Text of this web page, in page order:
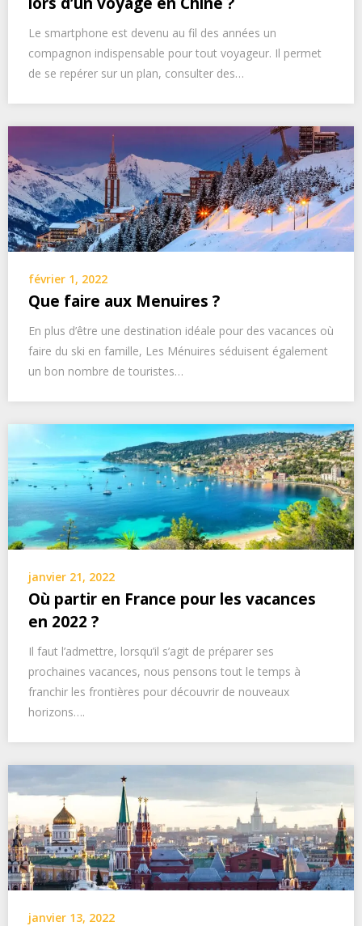
Le smartphone est devenu au fil des années un
compagnon indispensable pour tout voyageur. Il permet
de se repérer sur un plan, consulter des…
février 1, 2022
Que faire aux Menuires ?
En plus d’être une destination idéale pour des vacances où
faire du ski en famille, Les Ménuires séduisent également
un bon nombre de touristes…
janvier 21, 2022
Où partir en France pour les vacances
en 2022 ?
Il faut l’admettre, lorsqu’il s’agit de préparer ses
prochaines vacances, nous pensons tout le temps à
franchir les frontières pour découvrir de nouveaux
horizons….
janvier 13, 2022